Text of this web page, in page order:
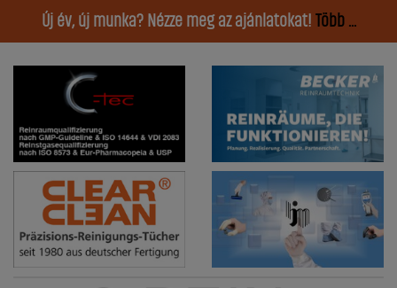
Új év, új munka? Nézze meg az ajánlatokat! Több ...